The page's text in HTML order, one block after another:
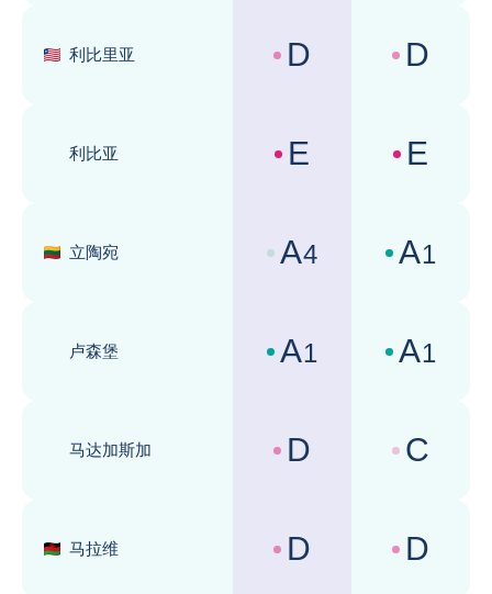
利比里亚
国家风险评级 :
D 商业环境评级
D
利比亚
国家风险评级 :
E 商业环境评级
E
立陶宛
国家风险评级 :
A4 商业环境评级
A1
卢森堡
国家风险评级 :
A1 商业环境评级
A1
马达加斯加
国家风险评级 :
D 商业环境评级
C
马拉维
国家风险评级 :
D 商业环境评级
D